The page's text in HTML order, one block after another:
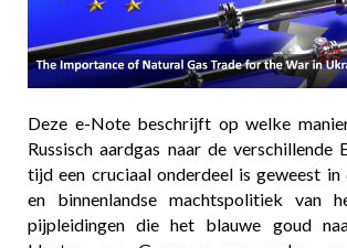
Deze e-Note beschrijft op welke
Russisch aardgas naar de verschillende
tijd een cruciaal onderdeel is geweest in
en binnenlandse machtspolitiek van
pijpleidingen die het blauwe goud